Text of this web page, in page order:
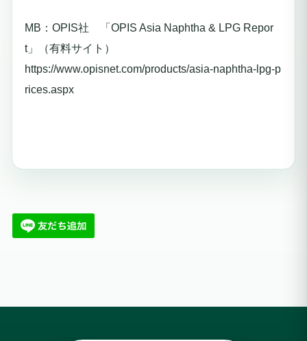
MB：OPIS社 「OPIS Asia Naphtha & LPG Repor
t」（有料サイト）
https://www.opisnet.com/products/asia-naphtha-lpg-p
rices.aspx